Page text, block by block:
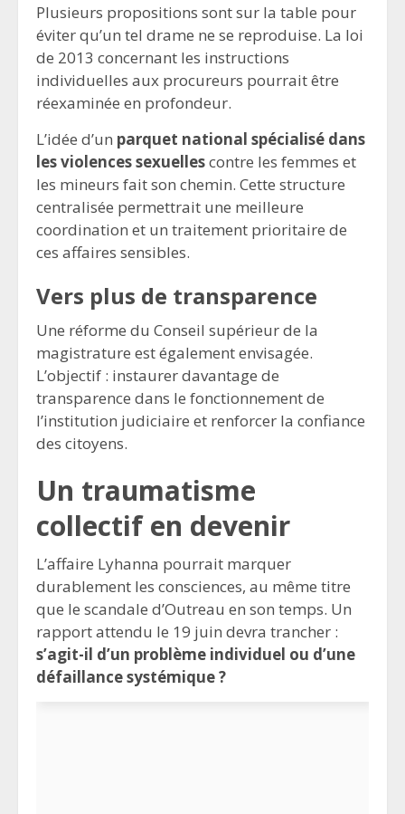
Plusieurs propositions sont sur la table pour
éviter qu’un tel drame ne se reproduise. La loi
de 2013 concernant les instructions
individuelles aux procureurs pourrait être
réexaminée en profondeur.
L’idée d’un parquet national spécialisé dans
les violences sexuellescontre les femmes et
les mineurs fait son chemin. Cette structure
centralisée permettrait une meilleure
coordination et un traitement prioritaire de
ces affaires sensibles.
Vers plus de transparence
Une réforme du Conseil supérieur de la
magistrature est également envisagée.
L’objectif : instaurer davantage de
transparence dans le fonctionnement de
l’institution judiciaire et renforcer la confiance
des citoyens.
Un traumatisme
collectif en devenir
L’affaire Lyhanna pourrait marquer
durablement les consciences, au même titre
que le scandale d’Outreau en son temps. Un
rapport attendu le 19 juin devra trancher :
s’agit-il d’un problème individuel ou d’une
défaillance systémique ?